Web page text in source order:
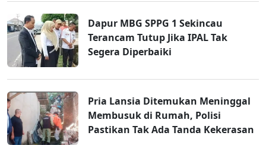
Dapur MBG SPPG 1 Sekincau
Terancam Tutup Jika IPAL Tak
Segera Diperbaiki
Pria Lansia Ditemukan Meninggal
Membusuk di Rumah, Polisi
Pastikan Tak Ada Tanda Kekerasan